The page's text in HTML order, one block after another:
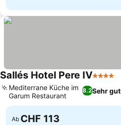
Sallés Hotel Pere IV4 Sterne
8.2Sehr gut
Mediterrane Küche im
Garum Restaurant
Ab CHF 113